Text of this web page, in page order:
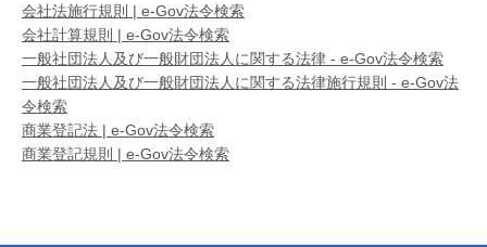
会社法施行規則 | e-Gov法令検索
会社計算規則 | e-Gov法令検索
一般社団法人及び一般財団法人に関する法律 - e-Gov法令検索
一般社団法人及び一般財団法人に関する法律施行規則 - e-Gov法
令検索
商業登記法 | e-Gov法令検索
商業登記規則 | e-Gov法令検索